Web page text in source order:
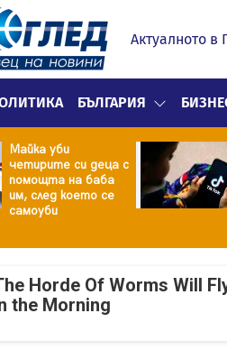
Актуалното в
БЪЛГАРИЯ
Майка уби
четирите си деца с
помощта на баба
им, след което се
самоуби
Horde Of Worms Will
the Morning